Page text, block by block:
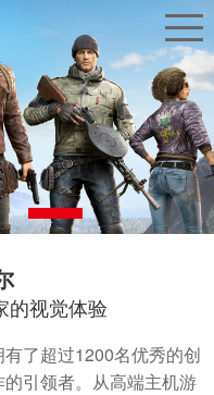
的视觉体验
了超过1200名优秀的创
引领者。从高端主机游